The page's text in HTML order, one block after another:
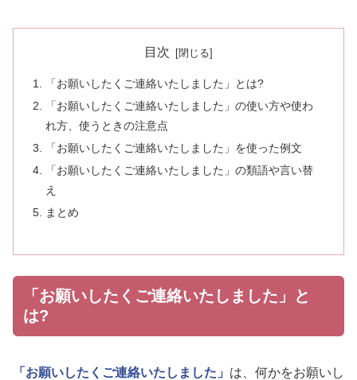
目次
「お願いしたくご連絡いたしました」とは?
「お願いしたくご連絡いたしました」の使い方や使わ
れ方、使うときの注意点
「お願いしたくご連絡いたしました」を使った例文
「お願いしたくご連絡いたしました」の類語や言い替
え
まとめ
「お願いしたくご連絡いたしました」と
は?
「お願いしたくご連絡いたしました」 は、何かをお願いし